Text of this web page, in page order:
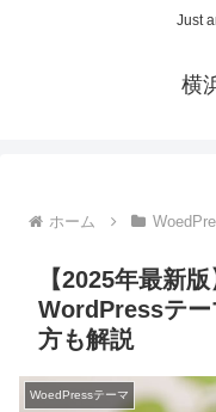
Just
横
ホーム
【2025年最新
WordPressテー
方も解説
WoedPressテーマ